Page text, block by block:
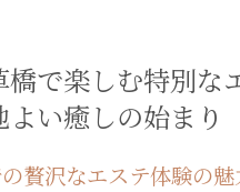
方法
ステ施術後の心地よい余韻
る浅草橋でエステを体験す
橋で楽しむ特別な
よい癒しの始まり
贅沢なエステ体験の魅